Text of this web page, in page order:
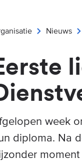
Nieuws
week
diploma. Na